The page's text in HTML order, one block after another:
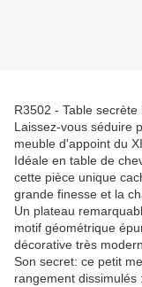
R3502 - Table
Laissez-vous séduire
meuble d'appoint du
Idéale en table de
cette pièce unique
grande finesse et la
Un plateau
motif géométrique
décorative très
Son secret: ce petit
rangement dissimulés :